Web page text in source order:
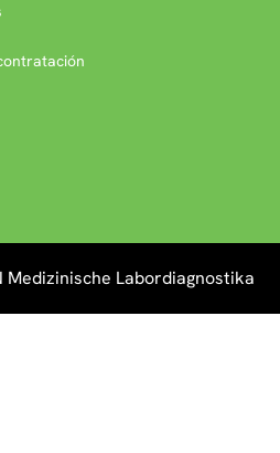
Medizinische Labordiagnostika